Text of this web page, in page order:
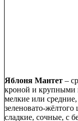
Яблоня Мантет –
кроной и крупными
мелкие или
зеленовато-
сладкие, сочные, с